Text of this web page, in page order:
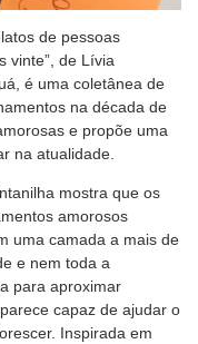
de pessoas
vinte”, de Lívia
é uma coletânea de
na década de
e propõe uma
na atualidade.
mostra que os
amorosos
uma camada a mais de
e nem toda a
para aproximar
capaz de ajudar o
Inspirada em